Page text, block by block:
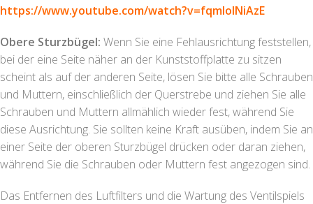
https://www.youtube.com/watch?v=fqmlolNiAzE
Obere Sturzbügel: Wenn Sie eine Fehlausrichtung feststellen,
bei der eine Seite näher an der Kunststoffplatte zu sitzen
scheint als auf der anderen Seite, lösen Sie bitte alle Schrauben
und Muttern, einschließlich der Querstrebe und ziehen Sie alle
Schrauben und Muttern allmählich wieder fest, während Sie
diese Ausrichtung. Sie sollten keine Kraft ausüben, indem Sie an
einer Seite der oberen Sturzbügel drücken oder daran ziehen,
während Sie die Schrauben oder Muttern fest angezogen sind.
Das Entfernen des Luftfilters und die Wartung des Ventilspiels